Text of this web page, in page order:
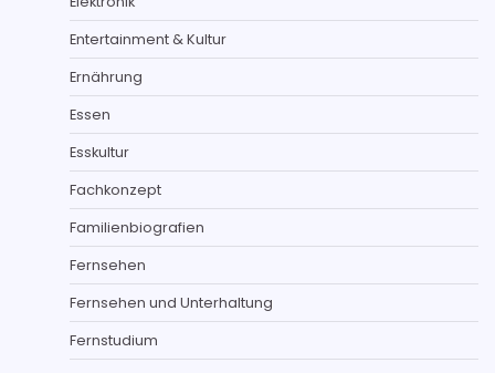
Entertainment & Kultur
Ernährung
Essen
Esskultur
Fachkonzept
Familienbiografien
Fernsehen
Fernsehen und Unterhaltung
Fernstudium